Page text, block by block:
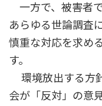
一方で、被害者
あらゆる世論調査
慎重な対応を求め
す。
環境放出する方
会が「反対」の意